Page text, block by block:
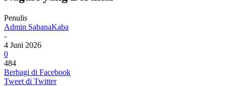
Penulis
Admin SabanaKaba
-
4 Juni 2026
0
484
Berbagi di Facebook
Tweet di Twitter